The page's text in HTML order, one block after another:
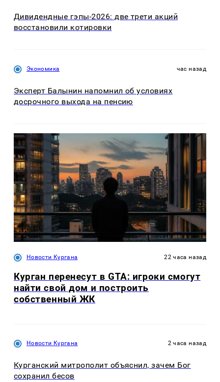
Дивидендные гэпы-2026: две трети акций
восстановили котировки
Экономика час назад
Эксперт Балынин напомнил об условиях
досрочного выхода на пенсию
Новости Кургана 22 часа назад
Курган перенесут в GTA: игроки смогут
найти свой дом и построить
собственный ЖК
Новости Кургана 2 часа назад
Курганский митрополит объяснил, зачем Бог
сохранил бесов